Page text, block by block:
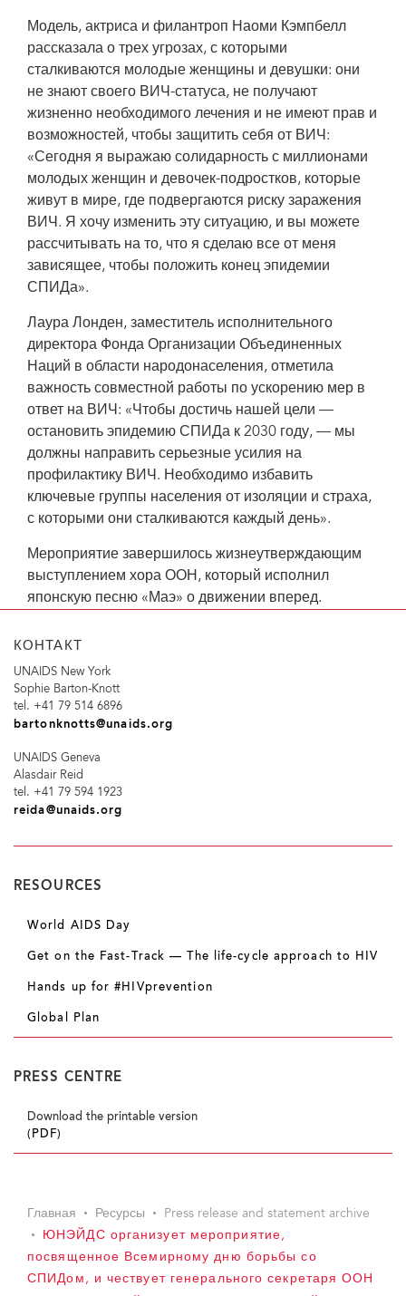
Модель, актриса и филантроп Наоми Кэмпбелл
рассказала о трех угрозах, с которыми
сталкиваются молодые женщины и девушки: они
не знают своего ВИЧ-статуса, не получают
жизненно необходимого лечения и не имеют прав и
возможностей, чтобы защитить себя от ВИЧ:
«Сегодня я выражаю солидарность с миллионами
молодых женщин и девочек-подростков, которые
живут в мире, где подвергаются риску заражения
ВИЧ. Я хочу изменить эту ситуацию, и вы можете
рассчитывать на то, что я сделаю все от меня
зависящее, чтобы положить конец эпидемии
СПИДа».
Лаура Лонден, заместитель исполнительного
директора Фонда Организации Объединенных
Наций в области народонаселения, отметила
важность совместной работы по ускорению мер в
ответ на ВИЧ: «Чтобы достичь нашей цели —
остановить эпидемию СПИДа к 2030 году, — мы
должны направить серьезные усилия на
профилактику ВИЧ. Необходимо избавить
ключевые группы населения от изоляции и страха,
с которыми они сталкиваются каждый день».
Мероприятие завершилось жизнеутверждающим
выступлением хора ООН, который исполнил
японскую песню «Маэ» о движении вперед.
КОНТАКТ
UNAIDS New York
Sophie Barton-Knott
tel. +41 79 514 6896
bartonknotts@unaids.org
UNAIDS Geneva
Alasdair Reid
tel. +41 79 594 1923
reida@unaids.org
RESOURCES
World AIDS Day
Get on the Fast-Track — The life-cycle approach to HIV
Hands up for #HIVprevention
Global Plan
PRESS CENTRE
Download the printable version
(PDF)
Главная Ресурсы
Press release and statement archive
ЮНЭЙДС организует мероприятие,
посвященное Всемирному дню борьбы со
СПИДом, и чествует генерального секретаря ООН